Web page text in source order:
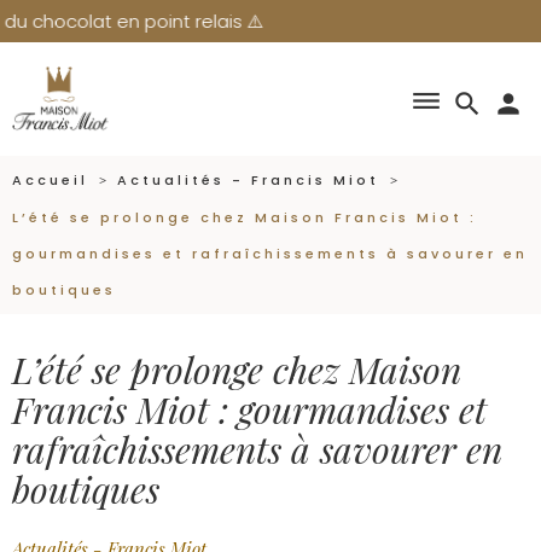
en point relais ⚠️
search
dehaze person
Accueil
Actualités - Francis Miot
L’été se prolonge chez Maison Francis Miot :
gourmandises et rafraîchissements à savourer en
boutiques
L’été se prolonge chez Maison
Francis Miot : gourmandises et
rafraîchissements à savourer en
boutiques